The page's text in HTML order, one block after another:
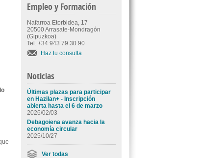
Empleo y Formación
Nafarroa Etorbidea, 17
20500 Arrasate-Mondragón
(Gipuzkoa)
Tel. +34 943 79 30 90
Haz tu consulta
Noticias
Últimas plazas para participar
en Hazilan+ - Inscripción
abierta hasta el 6 de marzo
2026/02/03
Debagoiena avanza hacia la
economía circular
2025/10/27
Ver todas